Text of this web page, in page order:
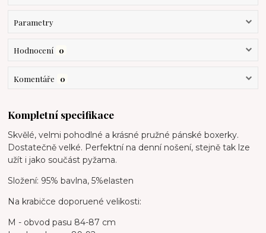
Parametry
Hodnocení 0
Komentáře 0
Kompletní specifikace
Skvělé, velmi pohodlné a krásné pružné pánské boxerky.
Dostatečně velké. Perfektní na denní nošení, stejně tak lze
užít i jako součást pyžama.
Složení: 95% bavlna, 5%elasten
Na krabičce doporuené velikosti:
M - obvod pasu 84-87 cm